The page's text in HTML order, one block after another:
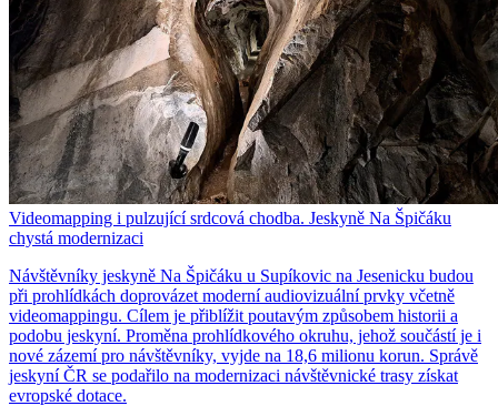
Videomapping i pulzující srdcová chodba. Jeskyně Na Špičáku
chystá modernizaci
Návštěvníky jeskyně Na Špičáku u Supíkovic na Jesenicku budou
při prohlídkách doprovázet moderní audiovizuální prvky včetně
videomappingu. Cílem je přiblížit poutavým způsobem historii a
podobu jeskyní. Proměna prohlídkového okruhu, jehož součástí je i
nové zázemí pro návštěvníky, vyjde na 18,6 milionu korun. Správě
jeskyní ČR se podařilo na modernizaci návštěvnické trasy získat
evropské dotace.